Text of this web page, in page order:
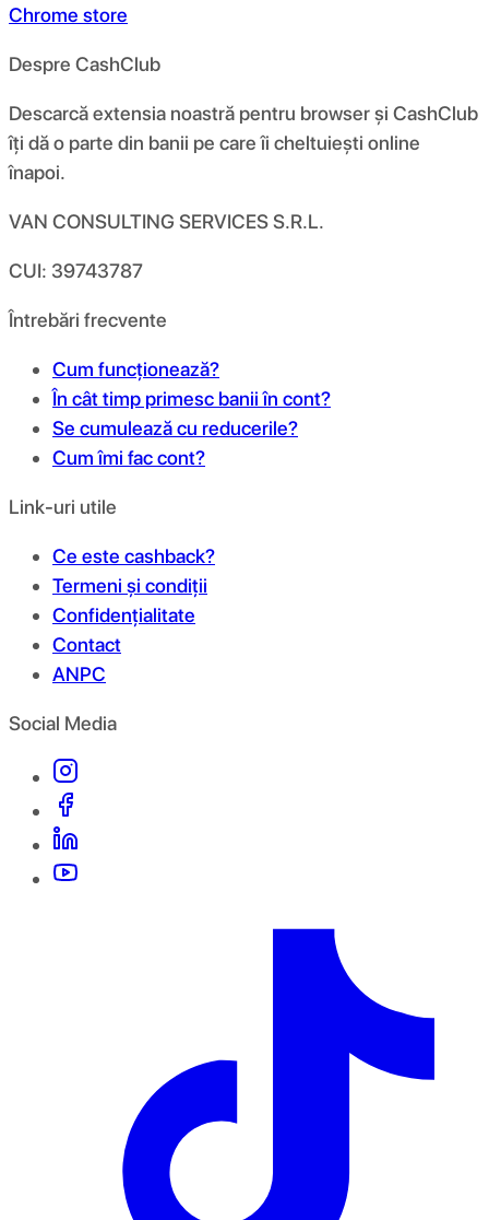
Chrome store
Despre CashClub
Descarcă extensia noastră pentru browser și CashClub
îți dă o parte din banii pe care îi cheltuiești online
înapoi.
VAN CONSULTING SERVICES S.R.L.
CUI: 39743787
Întrebări frecvente
Cum funcționează?
În cât timp primesc banii în cont?
Se cumulează cu reducerile?
Cum îmi fac cont?
Link-uri utile
Ce este cashback?
Termeni și condiții
Confidențialitate
Contact
ANPC
Social Media